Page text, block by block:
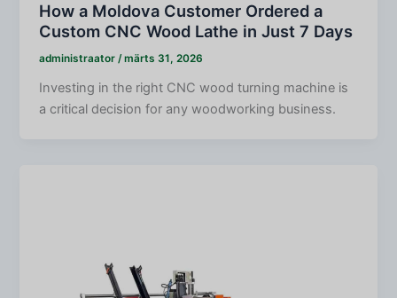
How a Moldova Customer Ordered a
Custom CNC Wood Lathe in Just 7 Days
administraator/märts 31, 2026
Investing in the right CNC wood turning machine is
a critical decision for any woodworking business.